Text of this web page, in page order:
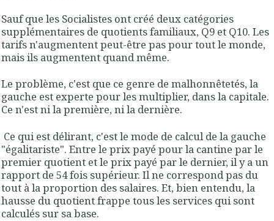
Sauf que les Socialistes ont créé deux catégories
supplémentaires de quotients familiaux, Q9 et Q10. Les
tarifs n'augmentent peut-être pas pour tout le monde,
mais ils augmentent quand même.
Le problème, c'est que ce genre de malhonnêtetés, la
gauche est experte pour les multiplier, dans la capitale.
Ce n'est ni la première, ni la dernière.
Ce qui est délirant, c'est le mode de calcul de la gauche
"égalitariste". Entre le prix payé pour la cantine par le
premier quotient et le prix payé par le dernier, il y a un
rapport de 54 fois supérieur. Il ne correspond pas du
tout à la proportion des salaires. Et, bien entendu, la
hausse du quotient frappe tous les services qui sont
calculés sur sa base.